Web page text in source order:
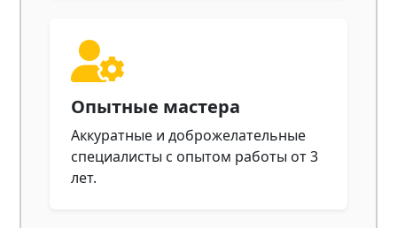
Опытные мастера
Аккуратные и доброжелательные
специалисты с опытом работы от 3
лет.